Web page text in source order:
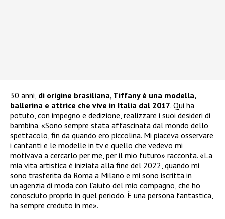
30 anni, di origine brasiliana, Tiffany è una modella,
ballerina e attrice che vive in Italia dal 2017. Qui ha
potuto, con impegno e dedizione, realizzare i suoi desideri di
bambina. «Sono sempre stata affascinata dal mondo dello
spettacolo, fin da quando ero piccolina. Mi piaceva osservare
i cantanti e le modelle in tv e quello che vedevo mi
motivava a cercarlo per me, per il mio futuro» racconta. «La
mia vita artistica è iniziata alla fine del 2022, quando mi
sono trasferita da Roma a Milano e mi sono iscritta in
un’agenzia di moda con l’aiuto del mio compagno, che ho
conosciuto proprio in quel periodo. È una persona fantastica,
ha sempre creduto in me».